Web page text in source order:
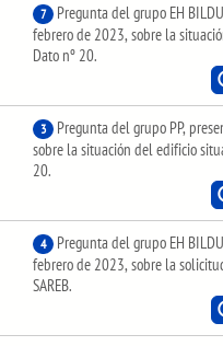
7
Pregunta del grupo EH
febrero de 2023, sobre la
Dato nº 20.
3
Pregunta del grupo PP,
sobre la situación del edificio
20.
4
Pregunta del grupo EH
febrero de 2023, sobre la
SAREB.